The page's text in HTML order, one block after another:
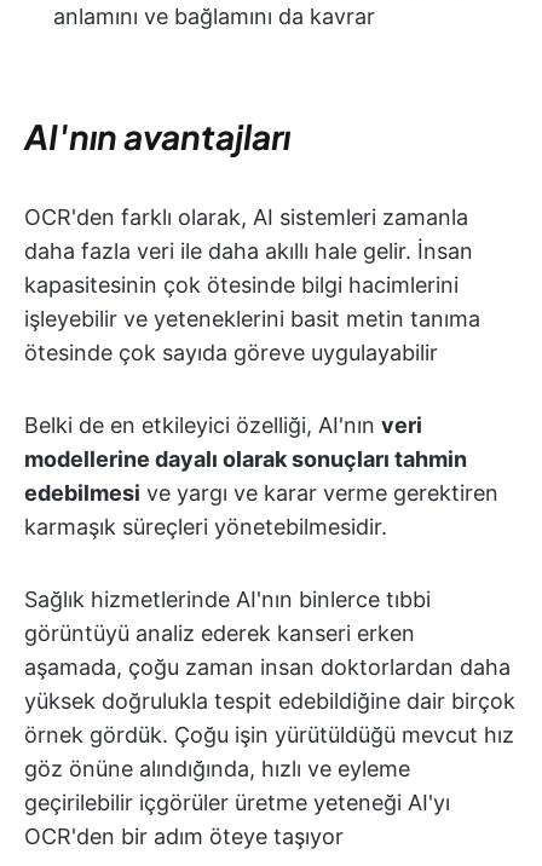
anlamını ve bağlamını da kavrar
AI'nın avantajları
OCR'den farklı olarak, AI sistemleri zamanla
daha fazla veri ile daha akıllı hale gelir. İnsan
kapasitesinin çok ötesinde bilgi hacimlerini
işleyebilir ve yeteneklerini basit metin tanıma
ötesinde çok sayıda göreve uygulayabilir
Belki de en etkileyici özelliği, AI'nın veri
modellerine dayalı olarak sonuçları tahmin
edebilmesi ve yargı ve karar verme gerektiren
karmaşık süreçleri yönetebilmesidir.
Sağlık hizmetlerinde AI'nın binlerce tıbbi
görüntüyü analiz ederek kanseri erken
aşamada, çoğu zaman insan doktorlardan daha
yüksek doğrulukla tespit edebildiğine dair birçok
örnek gördük. Çoğu işin yürütüldüğü mevcut hız
göz önüne alındığında, hızlı ve eyleme
geçirilebilir içgörüler üretme yeteneği AI'yı
OCR'den bir adım öteye taşıyor